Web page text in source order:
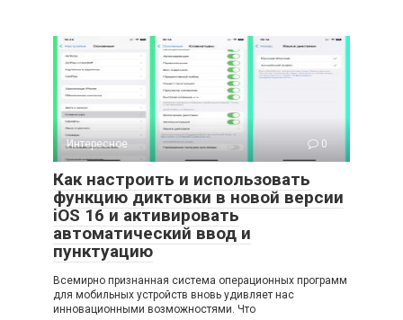
Интересное 0
Как настроить и использовать
функцию диктовки в новой версии
iOS 16 и активировать
автоматический ввод и
пунктуацию
Всемирно признанная система операционных программ
для мобильных устройств вновь удивляет нас
инновационными возможностями. Что